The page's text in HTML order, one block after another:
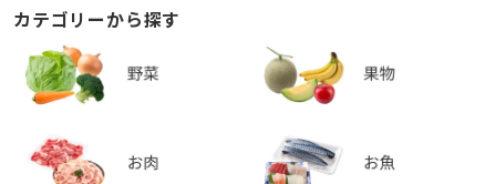
カテゴリーから探す